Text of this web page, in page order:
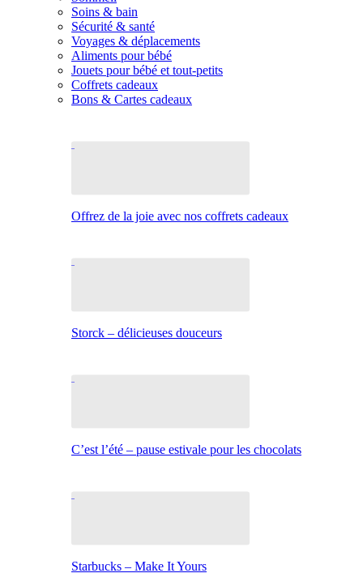
Soins & bain
Sécurité & santé
Voyages & déplacements
Aliments pour bébé
Jouets pour bébé et tout-petits
Coffrets cadeaux
Bons & Cartes cadeaux
Offrez de la joie avec nos coffrets cadeaux
Storck – délicieuses douceurs
C’est l’été – pause estivale pour les chocolats
Starbucks – Make It Yours